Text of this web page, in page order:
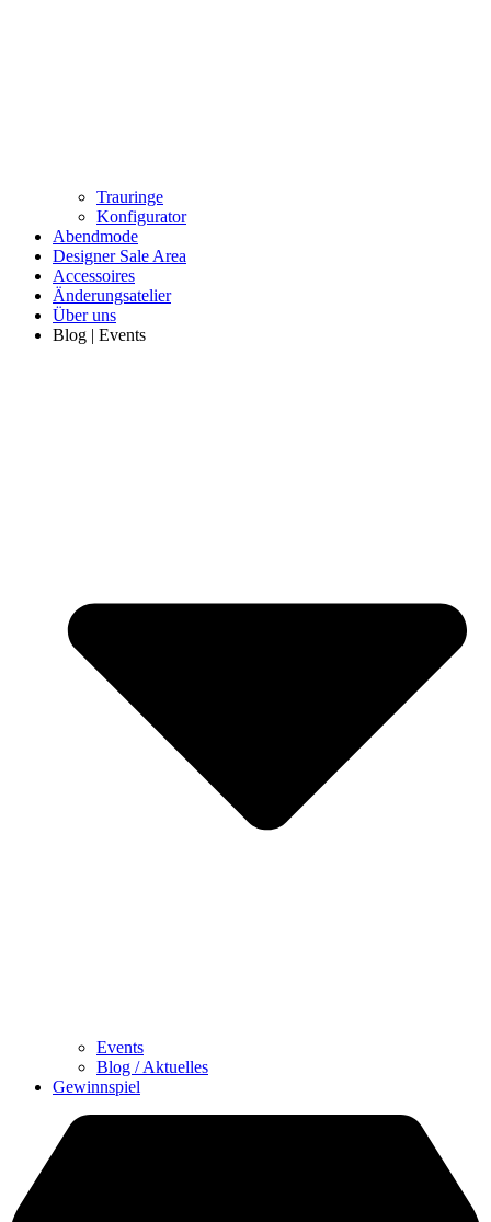
Trauringe
Konfigurator
Abendmode
Designer Sale Area
Accessoires
Änderungsatelier
Über uns
Blog | Events
Events
Blog / Aktuelles
Gewinnspiel